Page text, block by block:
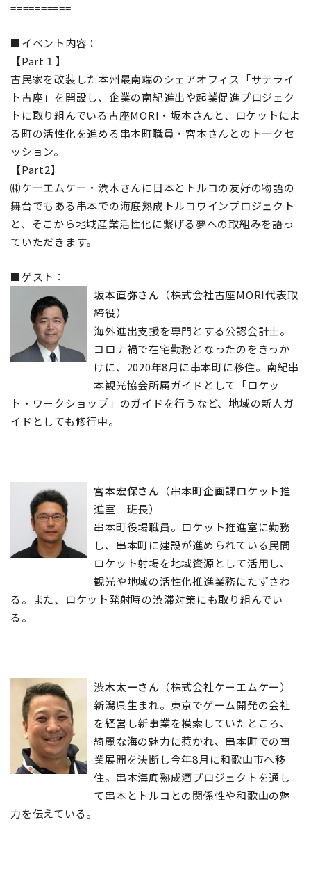
==========
■イベント内容：
【Part１】
古民家を改装した本州最南端のシェアオフィス「サテライ
ト古座」を開設し、企業の南紀進出や起業促進プロジェク
トに取り組んでいる古座MORI・坂本さんと、ロケットによ
る町の活性化を進める串本町職員・宮本さんとのトークセ
ッション。
【Part2】
㈱ケーエムケー・渋木さんに日本とトルコの友好の物語の
舞台でもある串本での海底熟成トルコワインプロジェクト
と、そこから地域産業活性化に繋げる夢への取組みを語っ
ていただきます。
■ゲスト：
坂本直弥さん （株式会社古座MORI代表取
締役）
海外進出支援を専門とする公認会計士。
コロナ禍で在宅勤務となったのをきっか
けに、2020年8月に串本町に移住。南紀串
本観光協会所属ガイドとして「ロケッ
ト・ワークショップ」のガイドを行うなど、地域の新人ガ
イドとしても修行中。
宮本宏保さん （串本町企画課ロケット推
進室 班長）
串本町役場職員。ロケット推進室に勤務
し、串本町に建設が進められている民間
ロケット射場を地域資源として活用し、
観光や地域の活性化推進業務にたずさわ
る。また、ロケット発射時の渋滞対策にも取り組んでい
る。
渋木太一さん （株式会社ケーエムケー）
新潟県生まれ。東京でゲーム開発の会社
を経営し新事業を模索していたところ、
綺麗な海の魅力に惹かれ、串本町での事
業展開を決断し今年8月に和歌山市へ移
住。串本海底熟成酒プロジェクトを通し
て串本とトルコとの関係性や和歌山の魅
力を伝えている。